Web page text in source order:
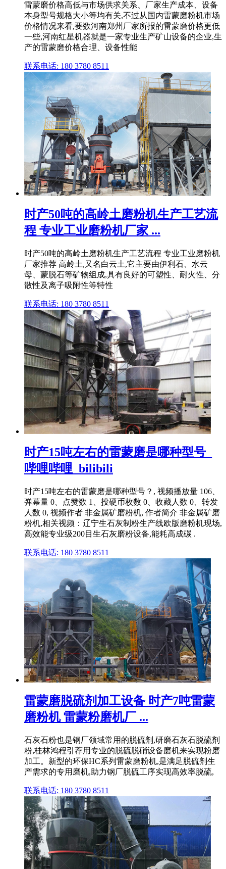
雷蒙磨价格高低与市场供求关系、厂家生产成本、设备
本身型号规格大小等均有关,不过从国内雷蒙磨粉机市场
价格情况来看,要数河南郑州厂家所报的雷蒙磨价格更低
一些,河南红星机器就是一家专业生产矿山设备的企业,生
产的雷蒙磨价格合理、设备性能
联系电话: 180 3780 8511
时产50吨的高岭土磨粉机生产工艺流
程 专业工业磨粉机厂家 ...
时产50吨的高岭土磨粉机生产工艺流程 专业工业磨粉机
厂家推荐 高岭土,又名白云土,它主要由伊利石、水云
母、蒙脱石等矿物组成,具有良好的可塑性、耐火性、分
散性及离子吸附性等特性
联系电话: 180 3780 8511
时产15吨左右的雷蒙磨是哪种型号_
哔哩哔哩_bilibili
时产15吨左右的雷蒙磨是哪种型号？, 视频播放量 106、
弹幕量 0、点赞数 1、投硬币枚数 0、收藏人数 0、转发
人数 0, 视频作者 非金属矿磨粉机, 作者简介 非金属矿磨
粉机,相关视频：辽宁生石灰制粉生产线欧版磨粉机现场,
高效能专业级200目生石灰磨粉设备,能耗高成碳 .
联系电话: 180 3780 8511
雷蒙磨脱硫剂加工设备 时产7吨雷蒙
磨粉机 雷蒙粉磨机厂 ...
石灰石粉也是钢厂领域常用的脱硫剂,研磨石灰石脱硫剂
粉,桂林鸿程引荐用专业的脱硫脱硝设备磨机来实现粉磨
加工。新型的环保HC系列雷蒙磨粉机,是满足脱硫剂生
产需求的专用磨机,助力钢厂脱硫工序实现高效率脱硫,
联系电话: 180 3780 8511